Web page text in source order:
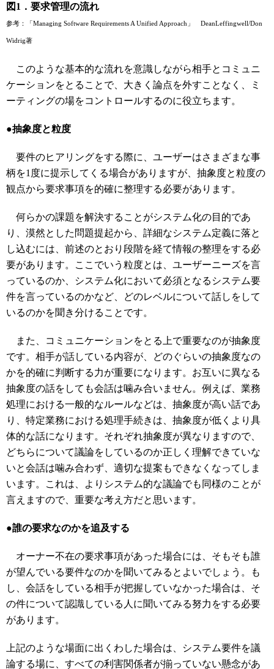
図 1．要求管理の流れ
参考：「 Managing Software Requirements A Unified Approach」 DeanLeffingwell/Don
Widrig著
このような基本的な流れを意識しながら相手とコミュニ
ケーションをとることで、大きく論点を外すことなく、ミ
ーティングの場をコントロールするのに役立ちます。
●抽象度と粒度
要件のヒアリングをする際に、ユーザーはさまざまな事
柄を1度に提示してくる場合がありますが、抽象度と粒度の
観点から要求事項を的確に整理する必要があります。
何らかの課題を解決することがシステム化の目的であ
り、漠然とした問題提起から、詳細なシステム定義に落と
し込むには、前述のとおり段階を経て情報の整理をする必
要があります。ここでいう粒度とは、ユーザーニーズを言
っているのか、システム化において必須となるシステム要
件を言っているのかなど、どのレベルについて話しをして
いるのかを聞き分けることです。
また、コミュニケーションをとる上で重要なのが抽象度
です。相手が話している内容が、どのぐらいの抽象度なの
かを的確に判断する力が重要になります。お互いに異なる
抽象度の話をしても会話は噛み合いません。例えば、業務
処理における一般的なルールなどは、抽象度が高い話であ
り、特定業務における処理手続きは、抽象度が低くより具
体的な話になります。それぞれ抽象度が異なりますので、
どちらについて議論をしているのか正しく理解できていな
いと会話は噛み合わず、適切な提案もできなくなってしま
います。これは、よりシステム的な議論でも同様のことが
言えますので、重要な考え方だと思います。
●誰の要求なのかを追及する
オーナー不在の要求事項があった場合には、そもそも誰
が望んでいる要件なのかを聞いてみるとよいでしょう。も
し、会話をしている相手が把握していなかった場合は、そ
の件について認識している人に聞いてみる努力をする必要
があります。
上記のような場面に出くわした場合は、システム要件を議
論する場に、すべての利害関係者が揃っていない懸念があ